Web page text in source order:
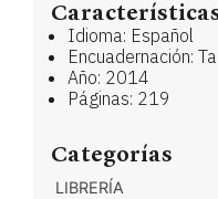
Idioma: Español
Encuadernación:
Año: 2014
Páginas: 219
Categorías
LIBRERÍA